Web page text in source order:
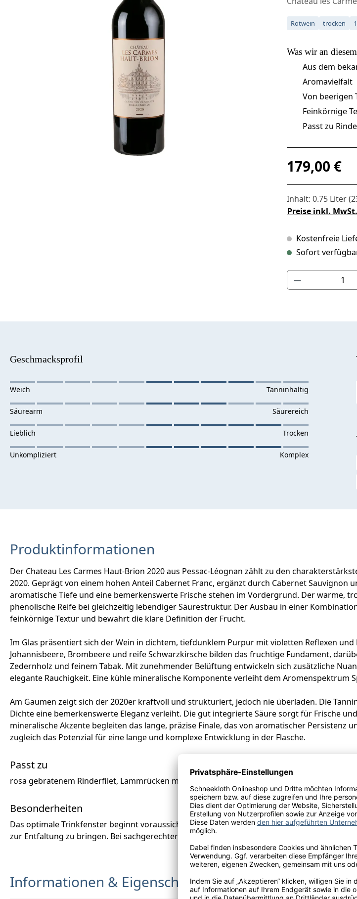
Rotwein trocken
Was wir an diesem
Aus dem
Aromavielfalt
Von beerigen
Feinkörnige
Passt zu
Regulärer Preis:
179,00 €
Inhalt: 0.75 Liter
Preise inkl.
Kostenfreie
Sofort
Produkt Anzahl: Gib
Geschmacksprofil
Produktinformationen
Der Chateau Les Carmes Haut-Brion 2020 aus Pessac-Léognan zählt zu den
2020. Geprägt von einem hohen Anteil Cabernet Franc, ergänzt durch Cabernet
aromatische Tiefe und eine bemerkenswerte Frische stehen im Vordergrund. Der warme,
phenolische Reife bei gleichzeitig lebendiger Säurestruktur. Der Ausbau in einer
feinkörnige Textur und bewahrt die klare Definition der Frucht.
Im Glas präsentiert sich der Wein in dichtem, tiefdunklem Purpur mit violetten Reflexen
Johannisbeere, Brombeere und reife Schwarzkirsche bilden das fruchtige Fundament,
Zedernholz und feinem Tabak. Mit zunehmender Belüftung entwickeln sich zusätzliche
elegante Rauchigkeit. Eine kühle mineralische Komponente verleiht dem Aromenspektrum
Am Gaumen zeigt sich der 2020er kraftvoll und strukturiert, jedoch nie überladen. Die
Dichte eine bemerkenswerte Eleganz verleiht. Die gut integrierte Säure sorgt für Frische
mineralische Akzente begleiten das lange, präzise Finale, das von aromatischer
zugleich das Potenzial für eine lange und komplexe Entwicklung in der Flasche.
Passt zu
rosa gebratenem Rinderfilet, Lammrücken mit Kräutern oder geschmortem Wild
Besonderheiten
Das optimale Trinkfenster beginnt voraussichtlich ab 2028. In jungen Jahren empfiehlt
zur Entfaltung zu bringen. Bei sachgerechter Lagerung verfügt dieser Jahrgang über ein
Informationen & Eigenschaften